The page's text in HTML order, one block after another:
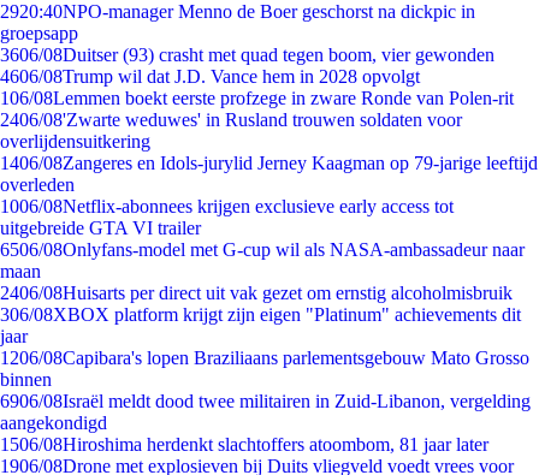
2920:40NPO-manager Menno de Boer geschorst na dickpic in
groepsapp
3606/08Duitser (93) crasht met quad tegen boom, vier gewonden
4606/08Trump wil dat J.D. Vance hem in 2028 opvolgt
106/08Lemmen boekt eerste profzege in zware Ronde van Polen-rit
2406/08'Zwarte weduwes' in Rusland trouwen soldaten voor
overlijdensuitkering
1406/08Zangeres en Idols-jurylid Jerney Kaagman op 79-jarige leeftijd
overleden
1006/08Netflix-abonnees krijgen exclusieve early access tot
uitgebreide GTA VI trailer
6506/08Onlyfans-model met G-cup wil als NASA-ambassadeur naar
maan
2406/08Huisarts per direct uit vak gezet om ernstig alcoholmisbruik
306/08XBOX platform krijgt zijn eigen "Platinum" achievements dit
jaar
1206/08Capibara's lopen Braziliaans parlementsgebouw Mato Grosso
binnen
6906/08Israël meldt dood twee militairen in Zuid-Libanon, vergelding
aangekondigd
1506/08Hiroshima herdenkt slachtoffers atoombom, 81 jaar later
1906/08Drone met explosieven bij Duits vliegveld voedt vrees voor